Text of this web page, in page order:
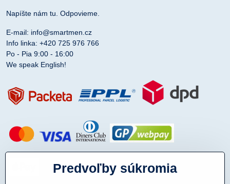
Napíšte nám tu. Odpovieme.
E-mail: info@smartmen.cz
Info linka: +420 725 976 766
Po - Pia 9:00 - 16:00
We speak English!
Predvoľby súkromia